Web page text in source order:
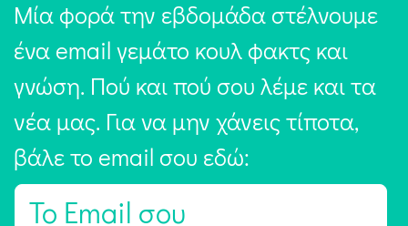
Μία φορά την εβδομάδα στέλνουμε
ένα email γεμάτο κουλ φακτς και
γνώση. Πού και πού σου λέμε και τα
νέα μας. Για να μην χάνεις τίποτα,
βάλε το email σου εδώ:
E